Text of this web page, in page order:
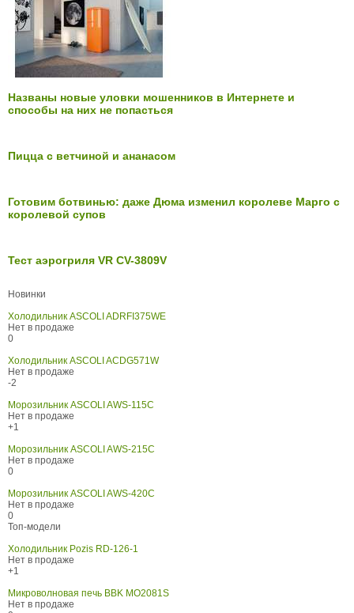
Названы новые уловки мошенников в Интернете и
способы на них не попасться
Пицца с ветчиной и ананасом
Готовим ботвинью: даже Дюма изменил королеве Марго с
королевой супов
Тест аэрогриля VR CV-3809V
Новинки
Холодильник ASCOLI ADRFI375WE
Нет в продаже
0
Холодильник ASCOLI ACDG571W
Нет в продаже
-2
Морозильник ASCOLI AWS-115C
Нет в продаже
+1
Морозильник ASCOLI AWS-215C
Нет в продаже
0
Морозильник ASCOLI AWS-420C
Нет в продаже
0
Топ-модели
Холодильник Pozis RD-126-1
Нет в продаже
+1
Микроволновая печь BBK MO2081S
Нет в продаже